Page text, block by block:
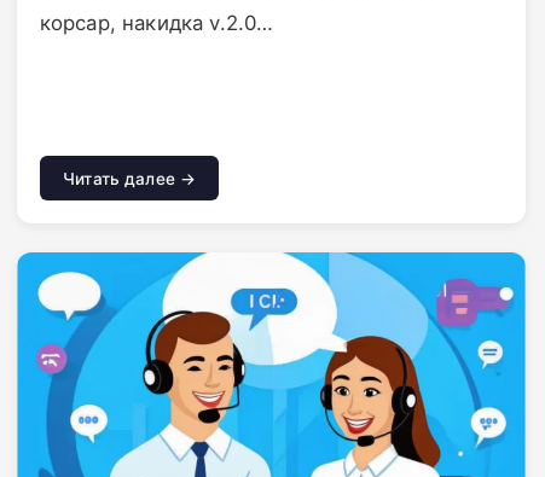
корсар, накидка v.2.0…
Читать далее →